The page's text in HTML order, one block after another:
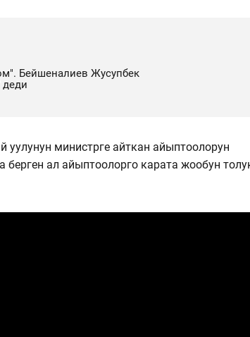
Бейшеналиев Жусупбек
деди
министрге айткан айыптоолорун
ал айыптоолорго карата жообун